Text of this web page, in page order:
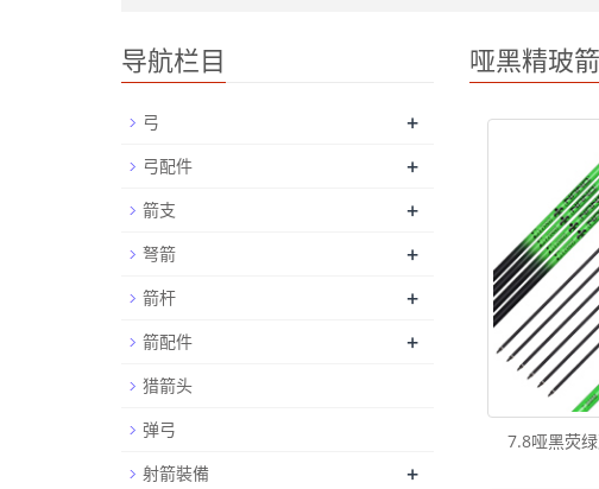
哑黑精玻箭
7.8哑黑荧
导航栏目
弓 +
弓配件 +
箭支 +
弩箭 +
箭杆 +
箭配件 +
猎箭头
弹弓
射箭裝備
+